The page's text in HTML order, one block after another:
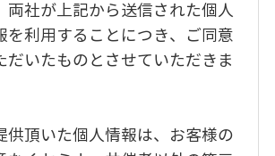
両社が上記から送信された個人
を利用することにつき、ご同意
だいたものとさせていただきま
供頂いた個人情報は、お客様の